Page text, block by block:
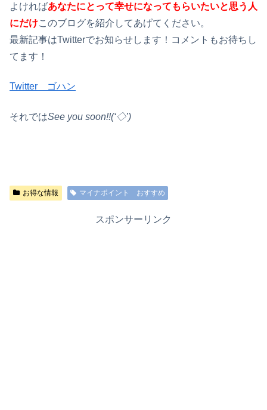
よければあなたにとって幸せになってもらいたいと思う人
にだけこのブログを紹介してあげてください。
最新記事はTwitterでお知らせします！コメントもお待ちし
てます！
Twitter ゴハン
それではSee you soon!!(‘◇’)ゞ
お得な情報 マイナポイント おすすめ
スポンサーリンク